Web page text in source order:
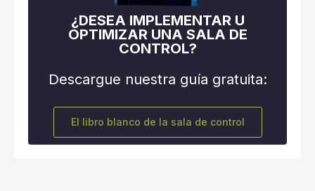
¿DESEA IMPLEMENTAR U
OPTIMIZAR UNA SALA DE
CONTROL?
Descargue nuestra guía gratuita:
El libro blanco de la sala de control